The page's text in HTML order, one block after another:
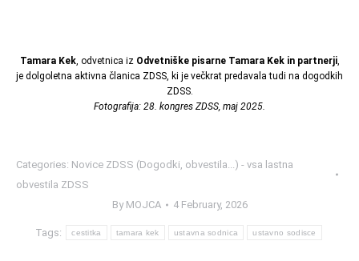
Tamara Kek, odvetnica iz Odvetniške pisarne Tamara Kek in partnerji,
je dolgoletna aktivna članica ZDSS, ki je večkrat predavala tudi na dogodkih
ZDSS.
Fotografija: 28. kongres ZDSS, maj 2025.
Categories: Novice ZDSS (Dogodki, obvestila...) - vsa lastna
obvestila ZDSS
By MOJCA 4 February, 2026
Tags: cestitka tamara kek ustavna sodnica ustavno sodisce